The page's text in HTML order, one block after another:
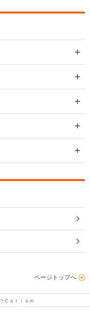
ページトップへ
Ｃａｒｉｓｍ